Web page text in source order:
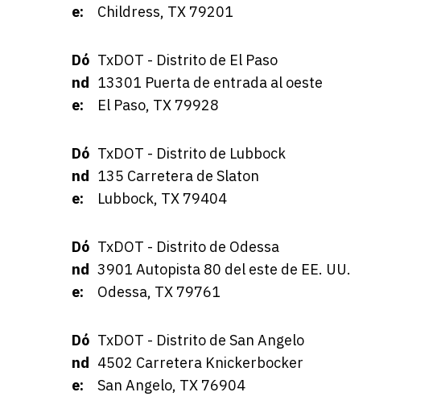
e:
Childress, TX 79201
Dó
nd
e:
TxDOT - Distrito de El Paso
13301 Puerta de entrada al oeste
El Paso, TX 79928
Dó
nd
e:
TxDOT - Distrito de Lubbock
135 Carretera de Slaton
Lubbock, TX 79404
Dó
nd
e:
TxDOT - Distrito de Odessa
3901 Autopista 80 del este de EE. UU.
Odessa, TX 79761
Dó
nd
e:
TxDOT - Distrito de San Angelo
4502 Carretera Knickerbocker
San Angelo, TX 76904